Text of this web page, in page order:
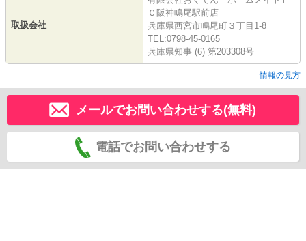
取扱会社
Ｃ阪神鳴尾駅前店
兵庫県西宮市鳴尾町３丁目1-8
TEL:0798-45-0165
兵庫県知事 (6) 第203308号
情報の見方
メールでお問い合わせする(無料)
電話でお問い合わせする